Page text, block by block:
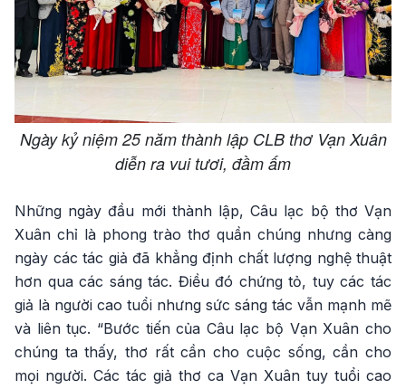
Ngày kỷ niệm 25 năm thành lập CLB thơ Vạn Xuân
diễn ra vui tươi, đầm ấm
Những ngày đầu mới thành lập, Câu lạc bộ thơ Vạn
Xuân chỉ là phong trào thơ quần chúng nhưng càng
ngày các tác giả đã khẳng định chất lượng nghệ thuật
hơn qua các sáng tác. Điều đó chứng tỏ, tuy các tác
giả là người cao tuổi nhưng sức sáng tác vẫn mạnh mẽ
và liên tục. “Bước tiến của Câu lạc bộ Vạn Xuân cho
chúng ta thấy, thơ rất cần cho cuộc sống, cần cho
mọi người. Các tác giả thơ ca Vạn Xuân tuy tuổi cao